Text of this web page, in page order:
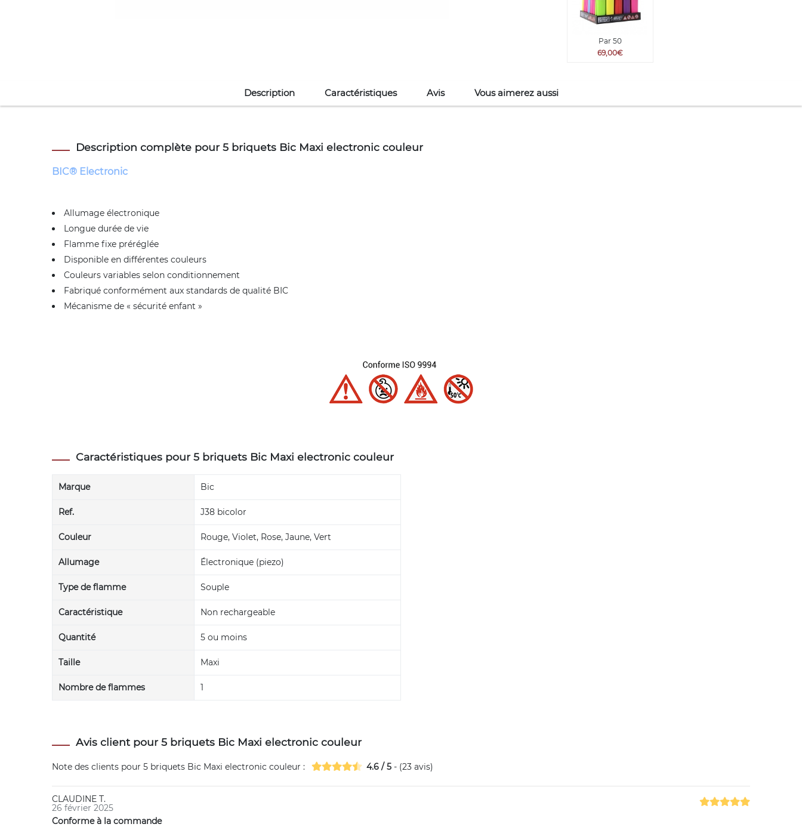
Par 50
69,00€
Description Caractéristiques Avis Vous aimerez aussi
Description complète pour 5 briquets Bic Maxi electronic couleur
BIC® Electronic
Allumage électronique
Longue durée de vie
Flamme fixe préréglée
Disponible en différentes couleurs
Couleurs variables selon conditionnement
Fabriqué conformément aux standards de qualité BIC
Mécanisme de « sécurité enfant »
Caractéristiques pour 5 briquets Bic Maxi electronic couleur
Marque Bic
Ref. J38 bicolor
Couleur Rouge, Violet, Rose, Jaune, Vert
Allumage Électronique (piezo)
Type de flamme Souple
Caractéristique Non rechargeable
Quantité 5 ou moins
Taille Maxi
Nombre de flammes 1
Avis client pour 5 briquets Bic Maxi electronic couleur
Note des clients pour 5 briquets Bic Maxi electronic couleur : 4.6 /5 - (23 avis)
CLAUDINE T.
26 février 2025
Conforme à la commande